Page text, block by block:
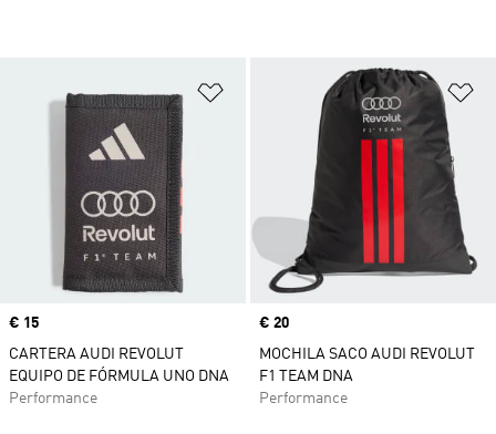
Añadir a la lista de deseos
Precio
€ 15
CARTERA AUDI REVOLUT
EQUIPO DE FÓRMULA UNO DNA
Performance
Precio
€ 20
MOCHILA SACO AUDI REVOLUT
F1 TEAM DNA
Performance